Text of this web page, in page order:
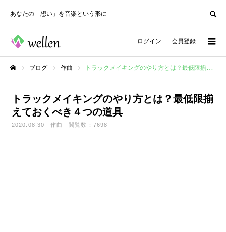
あなたの「想い」を音楽という形に
ログイン 会員登録
ブログ 作曲 トラックメイキングのやり方とは？最低限揃えておくべき４つの道具
トラックメイキングのやり方とは？最低限揃
えておくべき４つの道具
2020.08.30 作曲 閲覧数：7698